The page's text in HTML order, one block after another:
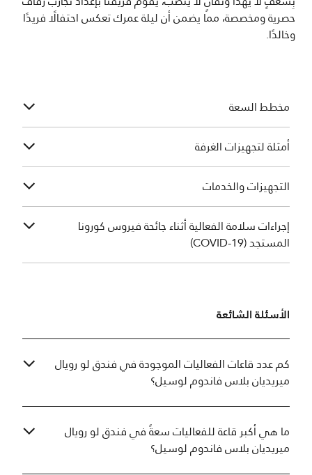
حصرية ومخصصة، مما يضمن أن ليلة عمرك تعكس احتفالًا فريدًا
وخالدًا.
مخطط السعة
أمثلة لتجهيزات الغرفة
التجهيزات والخدمات
إجراءات سلامة الفعالية أثناء جائحة فيروس كورونا
المستجد (COVID-19)
الأسئلة الشائعة
كم عدد قاعات الفعاليات الموجودة في فندق لو رويال
ميريديان بلاس فاندوم لوسيل؟
ما هي أكبر قاعة للفعاليات سعةً في فندق لو رويال
ميريديان بلاس فاندوم لوسيل؟